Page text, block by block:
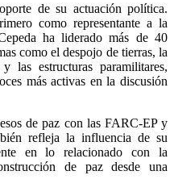
de su actuación política.
como representante a la
ha liderado más de 40
como el despojo de tierras, la
las estructuras paramilitares,
más activas en la discusión
de paz con las FARC-EP y
refleja la influencia de su
en lo relacionado con la
de paz desde una